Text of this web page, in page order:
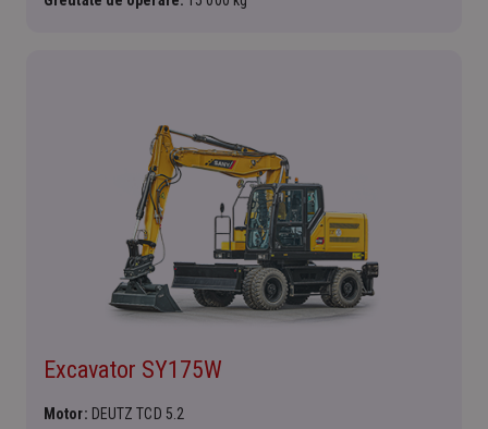
Excavator SY175W
Motor: DEUTZ TCD 5.2